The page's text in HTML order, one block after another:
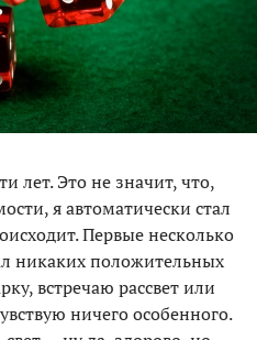
лет. Это не значит, что,
я автоматически стал
Первые несколько
никаких положительных
встречаю рассвет или
ничего особенного.